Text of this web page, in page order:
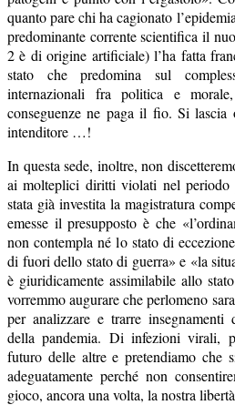
quanto pare chi ha cagionato
predominante corrente scientifica il
2 è di origine artificiale) l’ha fatta
stato che predomina sul
internazionali fra politica e
conseguenze ne paga il fio. Si lascia
intenditore …!
In questa sede, inoltre, non
ai molteplici diritti violati nel periodo
stata già investita la magistratura
emesse il presupposto è che
non contempla né lo stato di
di fuori dello stato di guerra» e «la
è giuridicamente assimilabile allo
vorremmo augurare che perlomeno
per analizzare e trarre insegnamenti
della pandemia. Di infezioni virali,
futuro delle altre e pretendiamo che
adeguatamente perché non
gioco, ancora una volta, la nostra